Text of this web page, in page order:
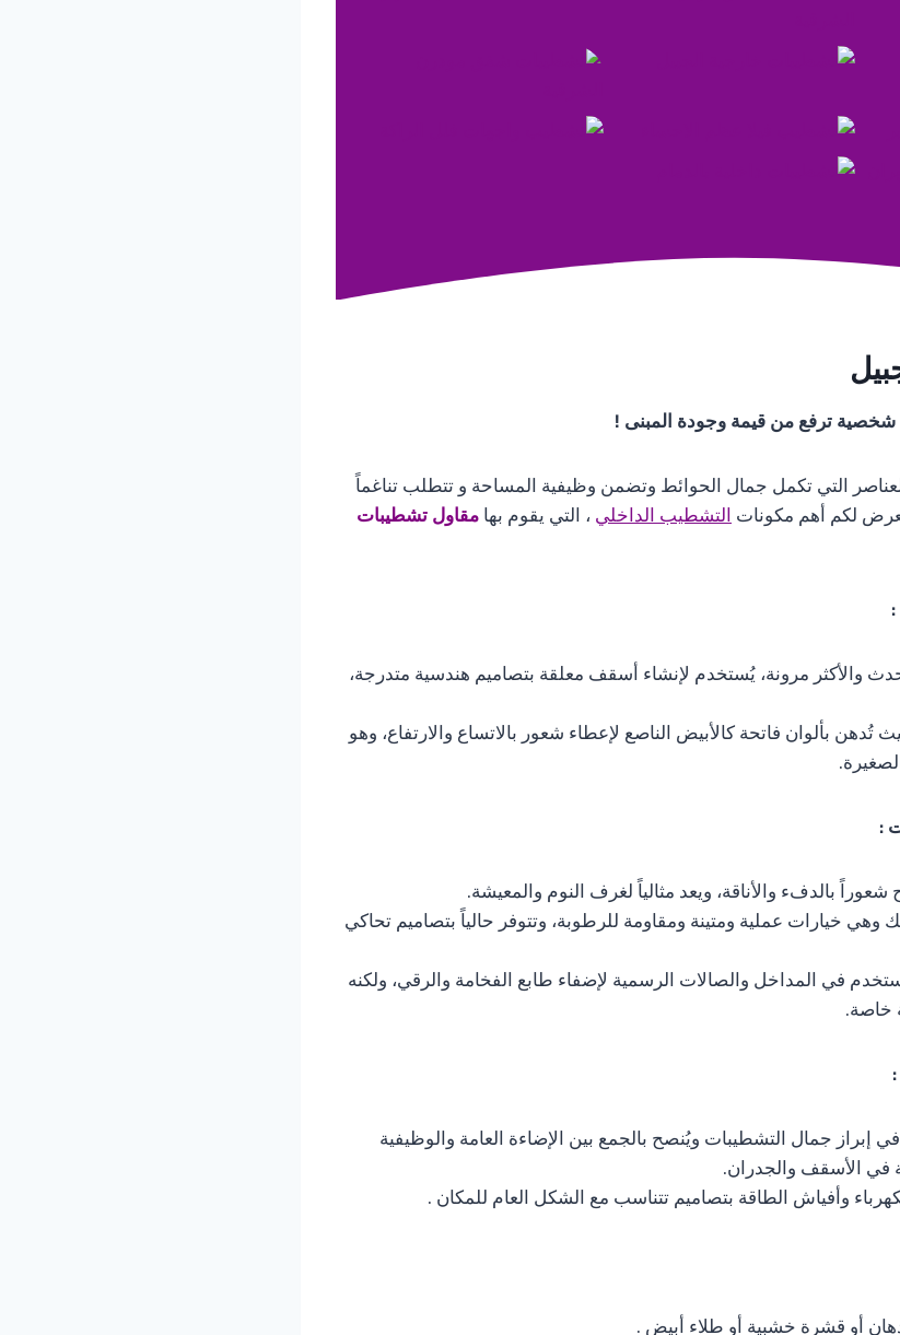
شخصية ترفع من قيمة وجودة المبنى !
التي تكمل جمال الحوائط وتضمن وظيفية المساحة و تتطلب تناغماً
لكم أهم مكوناتالتشطيب الداخلي، التي يقوم بهامقاول تشطيبات
والأكثر مرونة، يُستخدم لإنشاء أسقف معلقة بتصاميم هندسية متدرجة،
بألوان فاتحة كالأبيض الناصع لإعطاء شعور بالاتساع والارتفاع، وهو
:
بالدفء والأناقة، ويعد مثالياً لغرف النوم والمعيشة.
وهي خيارات عملية ومتينة ومقاومة للرطوبة، وتتوفر حالياً بتصاميم تحاكي
في المداخل والصالات الرسمية لإضفاء طابع الفخامة والرقي، ولكنه
خاصة.
إبراز جمال التشطيبات ويُنصح بالجمع بين الإضاءة العامة والوظيفية
في الأسقف والجدران.
وأفياش الطاقة بتصاميم تتناسب مع الشكل العام للمكان .
أو قشرة خشبية أو طلاء أبيض .